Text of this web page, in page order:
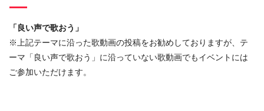
「良い声で歌おう」
※上記テーマに沿った歌動画の投稿をお勧めしておりますが、テ
ーマ「良い声で歌おう」に沿っていない歌動画でもイベントには
ご参加いただけます。